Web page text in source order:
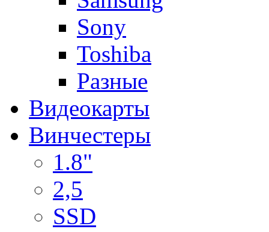
Sony
Toshiba
Разные
Видеокарты
Винчестеры
1.8"
2,5
SSD